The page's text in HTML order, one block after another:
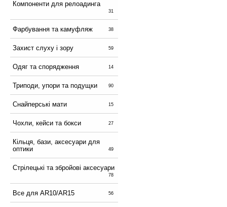
Компоненти для релоадинга
31
Фарбування та камуфляж 38
Захист слуху і зору 59
Одяг та спорядження 14
Триподи, упори та подущки 90
Снайперські мати 15
Чохли, кейси та бокси 27
Кільця, бази, аксесуари для
оптики
49
Стрілецькі та збройові аксесуари
78
Все для AR10/AR15 56